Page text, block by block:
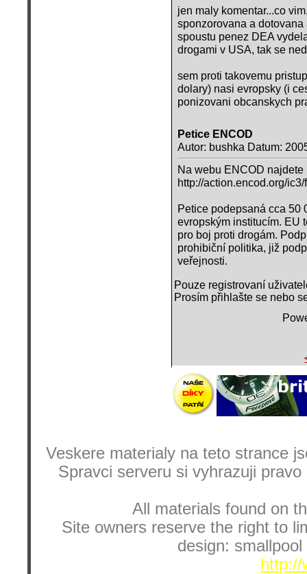
jen maly komentar...co
sponzorovana a
spoustu penez DEA
drogami v USA, tak se
sem proti takovemu
dolary) nasi evropsky (i
ponizovani obcanskych
Petice ENCOD
Autor: bushka Datum:
Na webu ENCOD
http://action.encod.org/
Petice podepsaná cca 50
evropským institucím. EU
pro boj proti drogám.
prohibiční politika, již
veřejnosti.
Pouze registrovaní
Prosím přihlašte se nebo
Veskere materialy na teto strance
Spravci serveru si vyhrazuji
All materials found on
Site owners reserve the right to
design:
http://